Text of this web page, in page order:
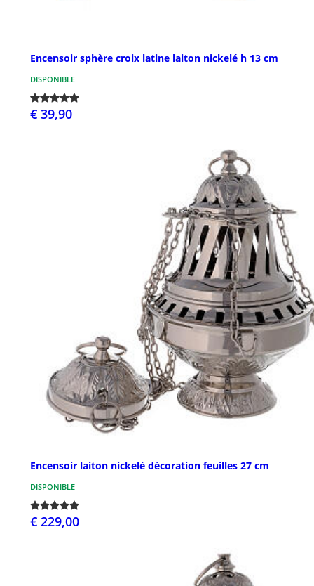
Encensoir sphère croix latine laiton nickelé h 13 cm
DISPONIBLE
€ 39,90
Encensoir laiton nickelé décoration feuilles 27 cm
DISPONIBLE
€ 229,00